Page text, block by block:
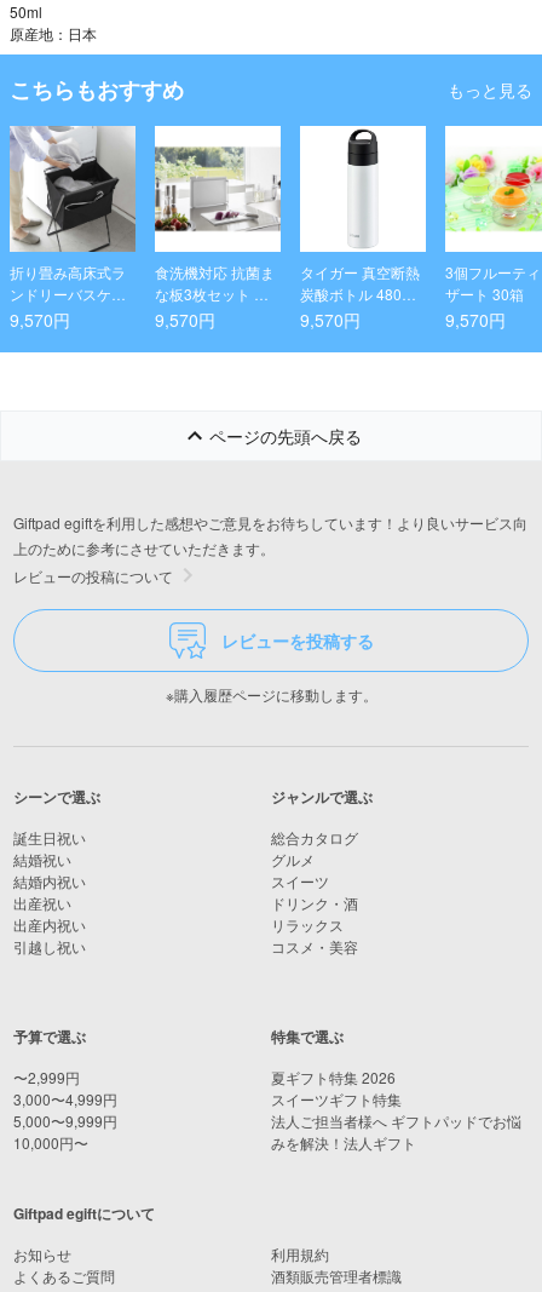
50ml
原産地：日本
こちらもおすすめ もっと見る
折り畳み高床式ラ
ンドリーバスケッ
ト タワー ブラック
9,570円
食洗機対応 抗菌ま
な板3枚セット タ
ワー ホワイト
9,570円
タイガー 真空断熱
炭酸ボトル 480ml
パールホワイト
9,570円
3個フルーテ
ザート 30箱
9,570円
ページの先頭へ戻る
Giftpad egiftを利用した感想やご意見をお待ちしています！より良いサービス向
上のために参考にさせていただきます。
レビューの投稿について
レビューを投稿する
※購入履歴ページに移動します。
シーンで選ぶ
誕生日祝い
結婚祝い
結婚内祝い
出産祝い
出産内祝い
引越し祝い
予算で選ぶ
〜2,999円
3,000〜4,999円
5,000〜9,999円
10,000円〜
ジャンルで選ぶ
総合カタログ
グルメ
スイーツ
ドリンク・酒
リラックス
コスメ・美容
特集で選ぶ
夏ギフト特集 2026
スイーツギフト特集
法人ご担当者様へ ギフトパッドでお悩
みを解決！法人ギフト
Giftpad egiftについて
お知らせ
よくあるご質問
利用規約
酒類販売管理者標識